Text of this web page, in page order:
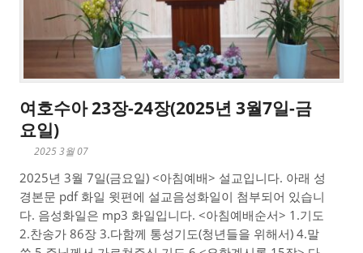
여호수아 23장-24장(2025년 3월7일-금
요일)
2025 3월 07
2025년 3월 7일(금요일) <아침예배> 설교입니다. 아래 성
경본문 pdf 화일 윗편에 설교음성화일이 첨부되어 있습니
다. 음성화일은 mp3 화일입니다. <아침예배순서> 1.기도
2.찬송가 86장 3.다함께 통성기도(청년들을 위해서) 4.말